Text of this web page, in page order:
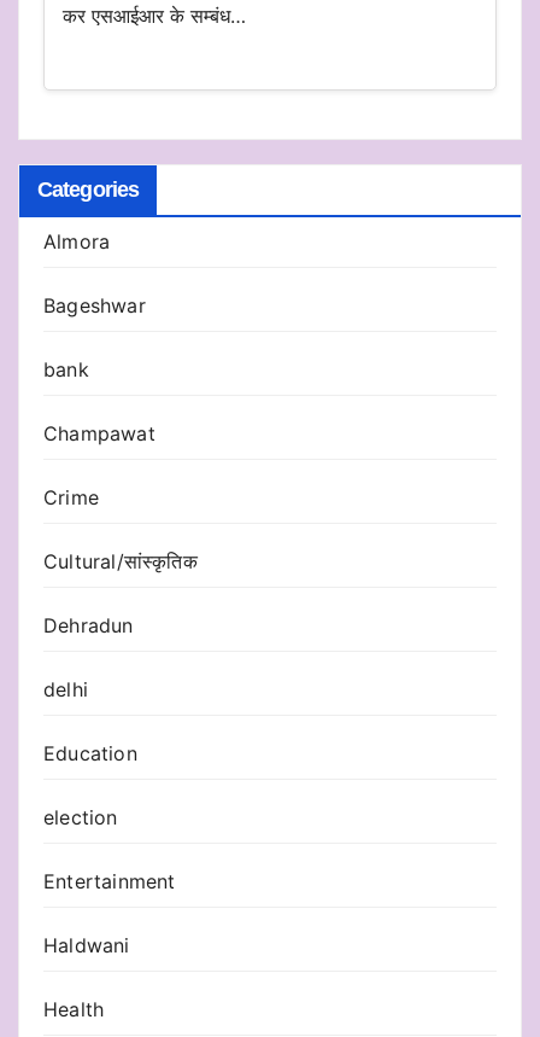
कर एसआईआर के सम्बंध…
Categories
Almora
Bageshwar
bank
Champawat
Crime
Cultural/सांस्कृतिक
Dehradun
delhi
Education
election
Entertainment
Haldwani
Health